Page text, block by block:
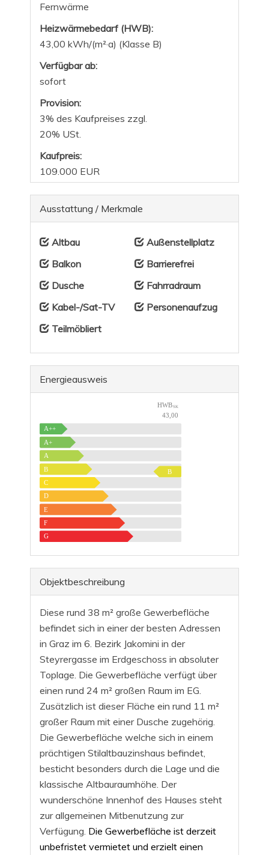
Fernwärme
Heizwärmebedarf (HWB):
43,00 kWh/(m²·a) (Klasse B)
Verfügbar ab:
sofort
Provision:
3% des Kaufpreises zzgl.
20% USt.
Kaufpreis:
109.000 EUR
Ausstattung / Merkmale
Altbau
Außenstellplatz
Balkon
Barrierefrei
Dusche
Fahrradraum
Kabel-/Sat-TV
Personenaufzug
Teilmöbliert
Energieausweis
HWB SK
43,00
A++
A+
A
B
C
D
E
F
G
B
Objekt­beschreibung
Diese rund 38 m² große Gewerbefläche
befindet sich in einer der besten Adressen
in Graz im 6. Bezirk Jakomini in der
Steyrergasse im Erdgeschoss in absoluter
Toplage. Die Gewerbefläche verfügt über
einen rund 24 m² großen Raum im EG.
Zusätzlich ist dieser Fläche ein rund 11 m²
großer Raum mit einer Dusche zugehörig.
Die Gewerbefläche welche sich in einem
prächtigen Stilaltbauzinshaus befindet,
besticht besonders durch die Lage und die
klassische Altbauraumhöhe. Der
wunderschöne Innenhof des Hauses steht
zur allgemeinen Mitbenutzung zur
Verfügung. Die Gewerbefläche ist derzeit
unbefristet vermietet und erzielt einen